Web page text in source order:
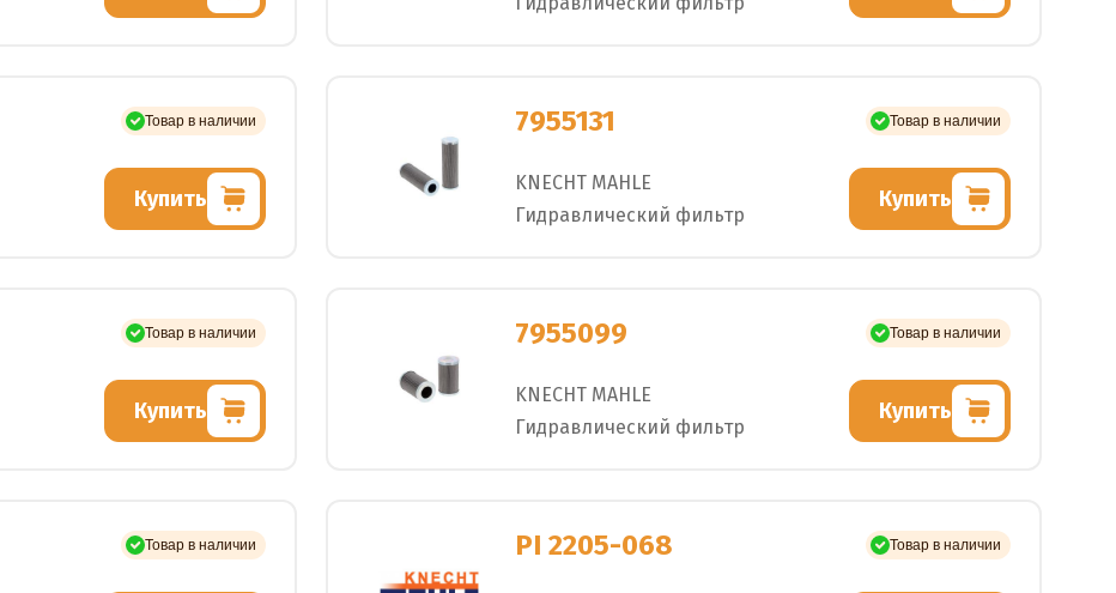
Товар в наличии
Купить
7955131 Товар в наличии
KNECHT MAHLE
Гидравлический фильтр
Купить
Товар в наличии
Купить
7955099 Товар в наличии
KNECHT MAHLE
Гидравлический фильтр
Купить
Товар в наличии PI 2205-068 Товар в наличии